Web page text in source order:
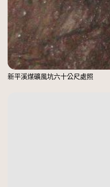
新平溪煤礦風坑六十公尺處照